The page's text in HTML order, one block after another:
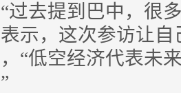
提到巴中，很多
示，这次参访让
“低空经济代表未